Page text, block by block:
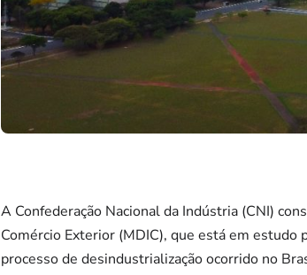
A Confederação Nacional da Indústria (CNI)
Comércio Exterior (MDIC), que está em estudo
processo de desindustrialização ocorrido no